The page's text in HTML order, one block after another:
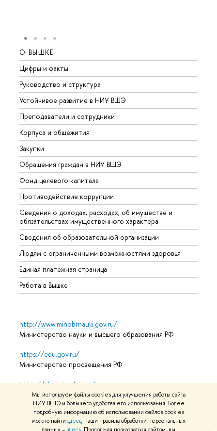
Мы используем файлы cookies для улучшения работы сайта
НИУ ВШЭ и большего удобства его использования. Более
подробную информацию об использовании файлов cookies
можно найти здесь, наши правила обработки персональных
О ВЫШКЕ
Цифры и факты
Руководство и структура
Устойчивое развитие в НИУ ВШЭ
Преподаватели и сотрудники
Корпуса и общежития
Закупки
Обращения граждан в НИУ ВШЭ
Фонд целевого капитала
Противодействие коррупции
Сведения о доходах, расходах, об имуществе и
обязательствах имущественного характера
Сведения об образовательной организации
Людям с ограниченными возможностями здоровья
Единая платежная страница
Работа в Вышке
http://www.minobrnauki.gov.ru/
Министерство науки и высшего образования РФ
https://edu.gov.ru/
Министерство просвещения РФ
https://elearning.hse.ru/mooc
Массовые открытые онлайн-курсы